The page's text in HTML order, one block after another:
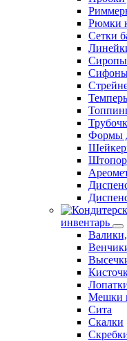
Рюмки
Сетки
Сиропы
Формы
инвентарь
Мешки
Сита
Скалки